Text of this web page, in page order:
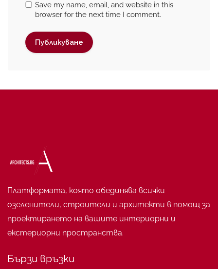
Save my name, email, and website in this
browser for the next time I comment.
Платформата, която обединява всички
озеленители, строители и архитекти в помощ за
проектирането на вашите интериорни и
екстериорни пространства.
Бързи връзки